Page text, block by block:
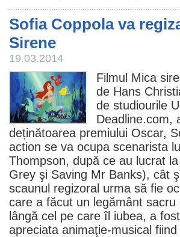
Sofia Coppola va
Sirene
19.03.2014
Filmul Mica
de Hans
de studiourile
Deadline.com,
deținătoarea premiului Oscar,
action se va ocupa scenarista
Thompson, după ce au lucrat
Grey şi Saving Mr Banks), cât
scaunul regizoral urma să fie
care a făcut un legământ
lângă cel pe care îl iubea, a
apreciata animaţie-musical